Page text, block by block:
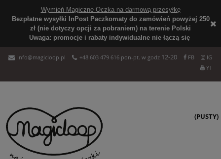
Wymień Magiczne Oczka na darmową przesyłkę
Bezpłatne wysyłki InPost Paczkomaty do zamówień powyżej 250
zł (nie dotyczy opcji za pobraniem) na terenie Polski
Uwaga: promocje i rabaty indywidualne nie łączą się
info@magicloop.pl +48 603 479 616 pon-pt. w godz 12-20 FB
IG
YT
(PUSTY)